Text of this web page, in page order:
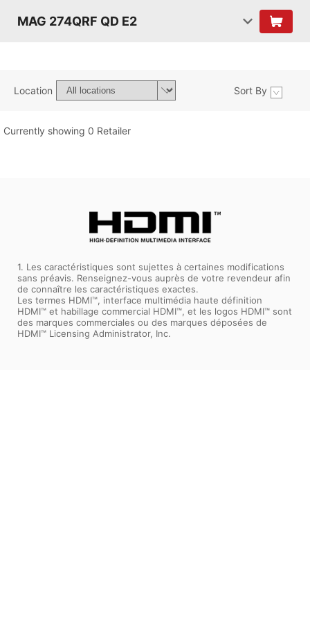
MAG 274QRF QD E2
Location Sort By
Currently showing 0 Retailer
1. Les caractéristiques sont sujettes à certaines modifications
sans préavis. Renseignez-vous auprès de votre revendeur afin
de connaître les caractéristiques exactes.
Les termes HDMI™, interface multimédia haute définition
HDMI™ et habillage commercial HDMI™, et les logos HDMI™ sont
des marques commerciales ou des marques déposées de
HDMI™ Licensing Administrator, Inc.